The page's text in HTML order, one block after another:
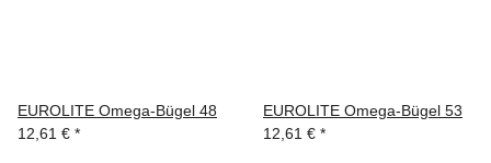
EUROLITE Omega-Bügel 48
12,61 € *
EUROLITE Omega-Bügel 53
12,61 € *